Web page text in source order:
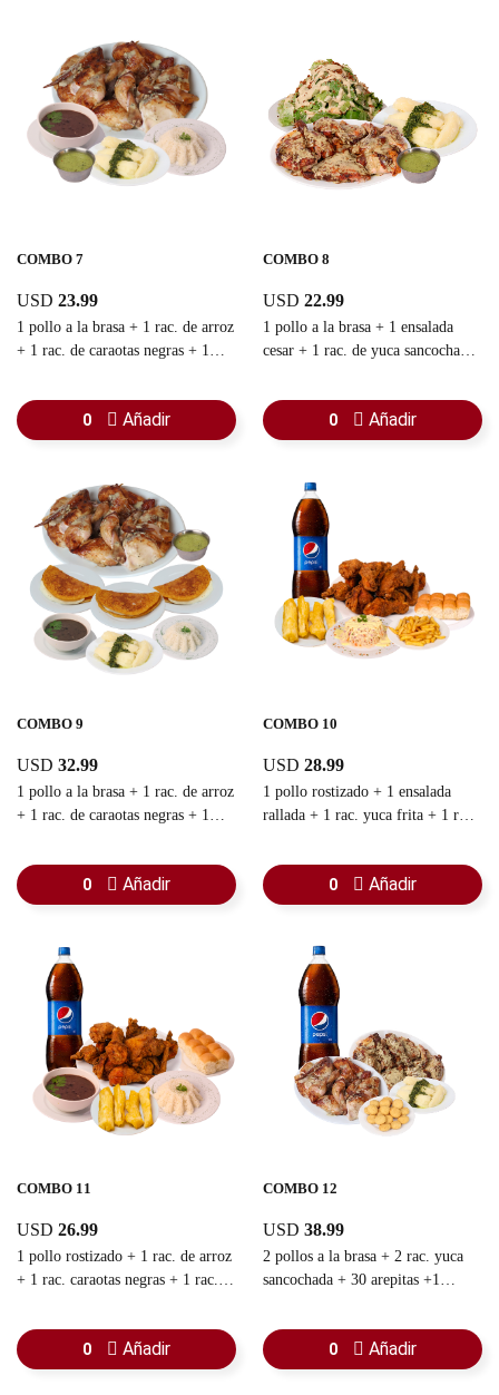
COMBO 7
USD 23.99
1 pollo a la brasa + 1 rac. de arroz
+ 1 rac. de caraotas negras + 1
guasacaca
0 Añadir
COMBO 8
USD 22.99
1 pollo a la brasa + 1 ensalada
cesar + 1 rac. de yuca sancochada
0 Añadir
COMBO 9
USD 32.99
1 pollo a la brasa + 1 rac. de arroz
+ 1 rac. de caraotas negras + 1
con queso + 1 guasacaca
0 Añadir
COMBO 10
USD 28.99
1 pollo rostizado + 1 ensalada
rallada + 1 rac. yuca frita + 1 rac.
+ 1 refresco familiar
0 Añadir
COMBO 11
USD 26.99
1 pollo rostizado + 1 rac. de arroz
+ 1 rac. caraotas negras + 1 rac.
refresco familiar
0 Añadir
COMBO 12
USD 38.99
2 pollos a la brasa + 2 rac. yuca
sancochada + 30 arepitas +1
0 Añadir